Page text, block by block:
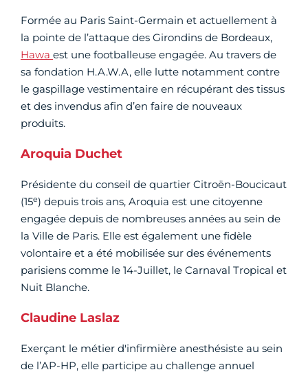
Formée au Paris Saint-Germain et actuellement à
la pointe de l’attaque des Girondins de Bordeaux,
Hawa est une footballeuse engagée. Au travers de
sa fondation H.A.W.A, elle lutte notamment contre
le gaspillage vestimentaire en récupérant des tissus
et des invendus afin d’en faire de nouveaux
produits.
Aroquia Duchet
Présidente du conseil de quartier Citroën-Boucicaut
(15e) depuis trois ans, Aroquia est une citoyenne
engagée depuis de nombreuses années au sein de
la Ville de Paris. Elle est également une fidèle
volontaire et a été mobilisée sur des événements
parisiens comme le 14-Juillet, le Carnaval Tropical et
Nuit Blanche.
Claudine Laslaz
Exerçant le métier d'infirmière anesthésiste au sein
de l’AP-HP, elle participe au challenge annuel